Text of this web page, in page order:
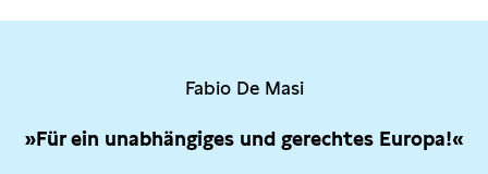
Fabio De Masi
»Für ein unabhängiges und gerechtes Europa!«